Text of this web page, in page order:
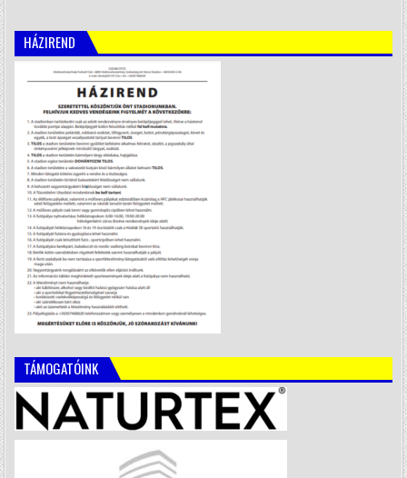
HÁZIREND
TÁMOGATÓINK